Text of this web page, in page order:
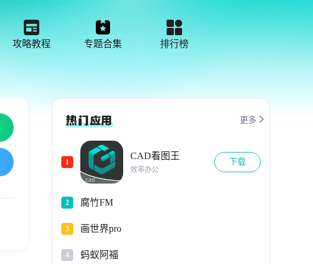
攻略教程 专题合集 排行榜
更多 
1
CAD看图王
效率办公
下载
2 腐竹FM
3 画世界pro
4 蚂蚁阿福